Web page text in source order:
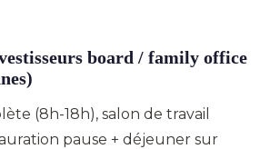
board / family office
(8h-18h), salon de travail
pause + déjeuner sur